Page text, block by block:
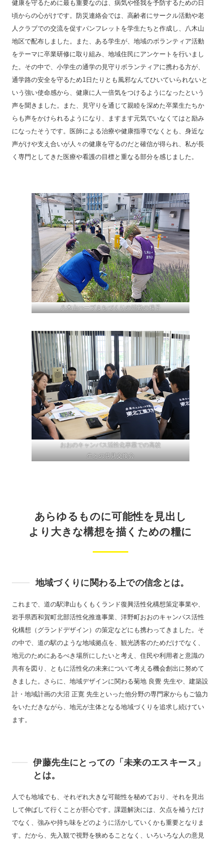
健康を守るために最も重要なのは、病気や怪我を予防するための日
頃からの心がけです。防災連絡会では、高齢者にサークル活動や老
人クラブでの交流を促すパンフレットを学生たちと作成し、八木山
地区で配布しました。また、ある学生が、地域のボランティア活動
をテーマに卒業研修に取り組み、地域住民にアンケートを行いまし
た。その中で、小学生の通学の見守りボランティアに携わる方が、
通学路の安全を守るため1日たりとも風邪なんてひいていられないと
いう強い使命感から、健康に人一倍気をつけるようになったという
声を聞きました。また、見守りを通じて親睦を深めた卒業生たちか
らも声をかけられるようになり、ますます元気でいなくてはと励み
になったそうです。医師による治療や健康指導でなくとも、身近な
声がけや支え合いが人々の健康を守るのだと確信が得られ、私が長
く専門としてきた医療や看護の目標と重なる部分を感じました。
八木山ハーブまちづくりの活動の様子
おおのキャンパス活性化事業での高校
生との意見交換会
あらゆるものに可能性を見出し
より大きな構想を描くための糧に
地域づくりに関わる上での信念とは。
これまで、道の駅津山もくもくランド復興活性化構想策定事業や、
岩手県西和賀町北部活性化推進事業、洋野町おおのキャンパス活性
化構想（グランドデザイン）の策定などにも携わってきました。そ
の中で、道の駅のような地域拠点を、観光誘客のためだけでなく、
地元のためにあるべき場所にしたいと考え、住民や利用者と意識の
共有を図り、ともに活性化の未来について考える機会創出に努めて
きました。さらに、地域デザインに関わる菊地 良覺 先生や、建築設
計・地域計画の大沼 正寛 先生といった他分野の専門家からもご協力
をいただきながら、地元が主体となる地域づくりを追求し続けてい
ます。
伊藤先生にとっての「未来のエスキース」
とは。
人でも地域でも、それぞれ大きな可能性を秘めており、それを見出
して伸ばして行くことが肝心です。課題解決には、欠点を補うだけ
でなく、強みや持ち味をどのように活かしていくかも重要となりま
す。だから、先入観で視野を狭めることなく、いろいろな人の意見